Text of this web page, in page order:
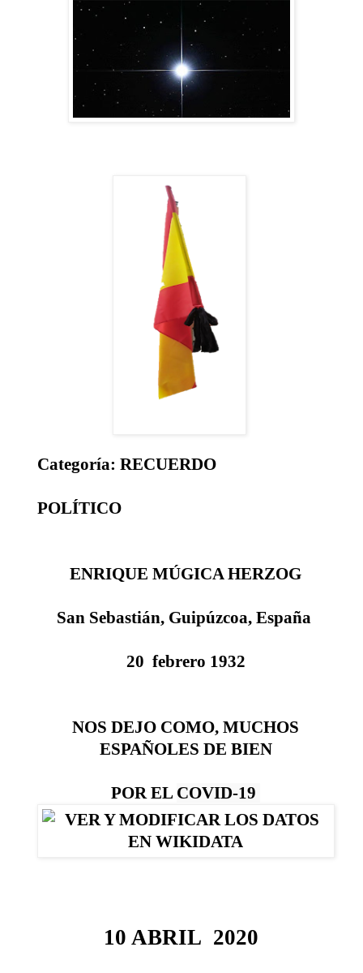
Categoría: RECUERDO
POLÍTICO
ENRIQUE MÚGICA HERZOG
San Sebastián, Guipúzcoa, España
20 febrero 1932
NOS DEJO COMO, MUCHOS
ESPAÑOLES DE BIEN
POR EL COVID-19
10 ABRIL 2020